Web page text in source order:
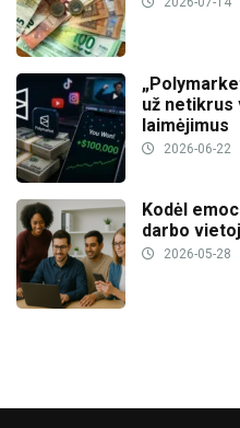
už netikrus
laimėjimus
2026-06-22
Kodėl
darbo
2026-05-28